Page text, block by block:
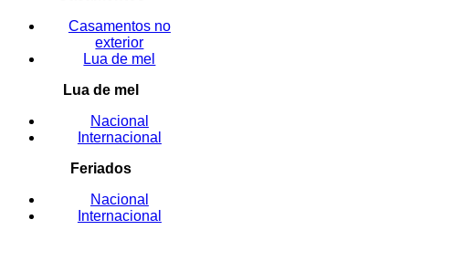
Casamentos no
exterior
Lua de mel
Lua de mel
Nacional
Internacional
Feriados
Nacional
Internacional